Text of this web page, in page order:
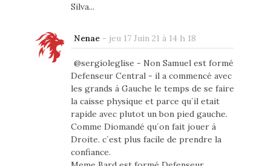
Silva...
Nenae- jeu 17 Juin 21 à 14 h 18
@sergioleglise - Non Samuel est formé
Defenseur Central - il a commencé avec
les grands á Gauche le temps de se faire
la caisse physique et parce qu´il etait
rapide avec plutot un bon pied gauche.
Comme Diomandé qu´on fait jouer á
Droite. c´est plus facile de prendre la
confiance.